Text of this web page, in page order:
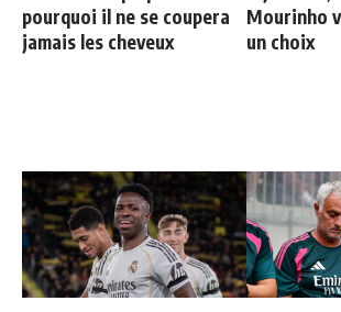
pourquoi il ne se coupera
jamais les cheveux
Mourinho
un choix